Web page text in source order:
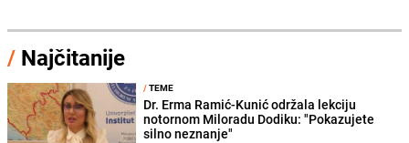
/ Najčitanije
/TEME
Dr. Erma Ramić-Kunić održala lekciju
notornom Miloradu Dodiku: "Pokazujete
silno neznanje"